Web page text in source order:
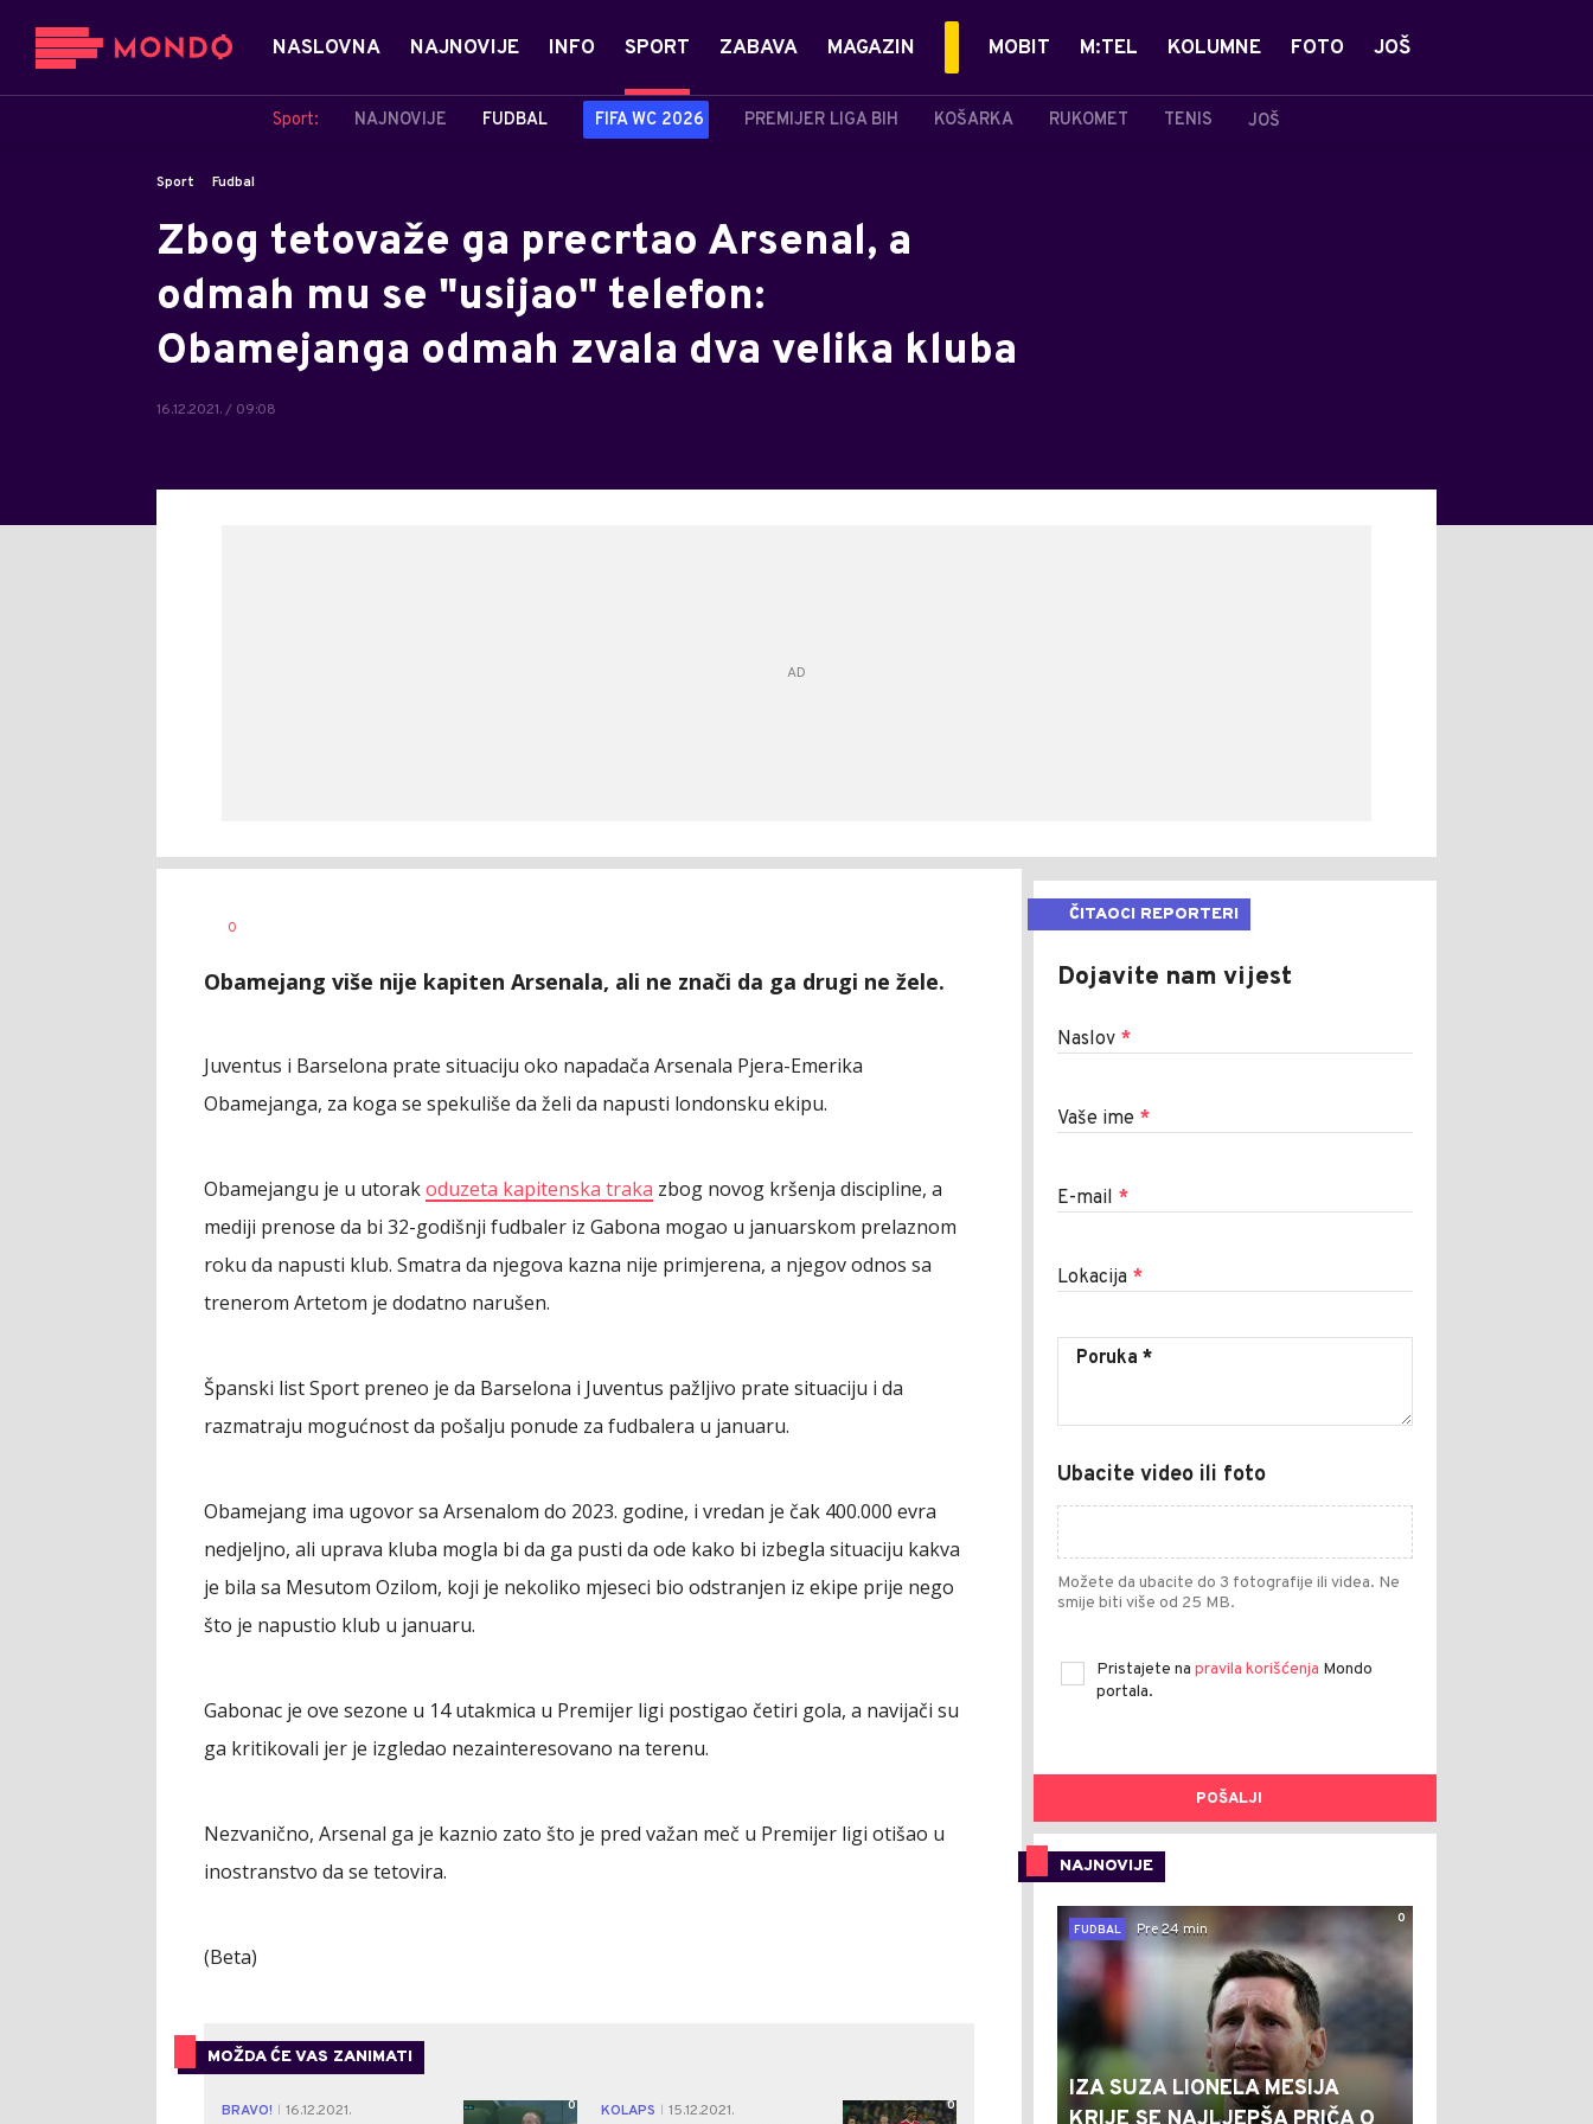
NASLOVNA NAJNOVIJE INFO SPORT
Sport: NAJNOVIJE FUDBAL FIFA WC 2026 PREMIJER LIGA BIH KOŠARKA RUKOMET TENIS JOŠ
ZABAVA MAGAZIN MOBIT M:TEL KOLUMNE FOTO JOŠ
Sport Fudbal
Zbog tetovaže ga precrtao Arsenal, a
odmah mu se "usijao" telefon:
Obamejanga odmah zvala dva velika kluba
16.12.2021. / 09:08
AUTOR
0
Obamejang više nije kapiten Arsenala, ali ne znači da ga drugi ne žele.
Juventus i Barselona prate situaciju oko napadača Arsenala Pjera-Emerika
Obamejanga, za koga se spekuliše da želi da napusti londonsku ekipu.
Obamejangu je u utorakoduzeta kapitenska traka zbog novog kršenja discipline, a
mediji prenose da bi 32-godišnji fudbaler iz Gabona mogao u januarskom prelaznom
roku da napusti klub. Smatra da njegova kazna nije primjerena, a njegov odnos sa
trenerom Artetom je dodatno narušen.
Španski list Sport preneo je da Barselona i Juventus pažljivo prate situaciju i da
razmatraju mogućnost da pošalju ponude za fudbalera u januaru.
Obamejang ima ugovor sa Arsenalom do 2023. godine, i vredan je čak 400.000 evra
nedjeljno, ali uprava kluba mogla bi da ga pusti da ode kako bi izbegla situaciju kakva
je bila sa Mesutom Ozilom, koji je nekoliko mjeseci bio odstranjen iz ekipe prije nego
što je napustio klub u januaru.
Gabonac je ove sezone u 14 utakmica u Premijer ligi postigao četiri gola, a navijači su
ga kritikovali jer je izgledao nezainteresovano na terenu.
Nezvanično, Arsenal ga je kaznio zato što je pred važan meč u Premijer ligi otišao u
inostranstvo da se tetovira.
(Beta)
MOŽDA ĆE VAS ZANIMATI
BRAVO!
16.12.2021.
0 KOLAPS
15.12.2021.
0
ČITAOCI REPORTERI
Dojavite nam vijest
Naslov *
Vaše ime *
E-mail *
Lokacija *
Ubacite video ili foto
Možete da ubacite do 3 fotografije ili videa. Ne
smije biti više od 25 MB.
Pristajete na pravila korišćenja Mondo
portala.
POŠALJI
NAJNOVIJE
0
FUDBAL
Pre 24 min
IZA SUZA LIONELA MESIJA